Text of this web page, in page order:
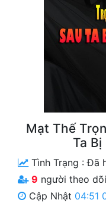
Cạnh Kỹ
Cổ Đại
Du Hí
Mạt Thế
Ta
Tình Trạng :Đã
9 người theo dõi
Cập Nhật 04:51